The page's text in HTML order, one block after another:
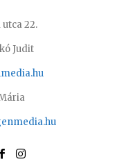
22.
Judit